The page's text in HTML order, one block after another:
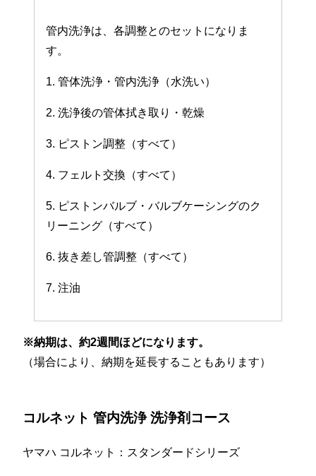
管内洗浄は、各調整とのセットになりま
す。
1. 管体洗浄・管内洗浄（水洗い）
2. 洗浄後の管体拭き取り・乾燥
3. ピストン調整（すべて）
4. フェルト交換（すべて）
5. ピストンバルブ・バルブケーシングのク
リーニング（すべて）
6. 抜き差し管調整（すべて）
7. 注油
※納期は、約2週間ほどになります。
（場合により、納期を延長することもあります）
コルネット 管内洗浄 洗浄剤コース
ヤマハ コルネット：スタンダードシリーズ